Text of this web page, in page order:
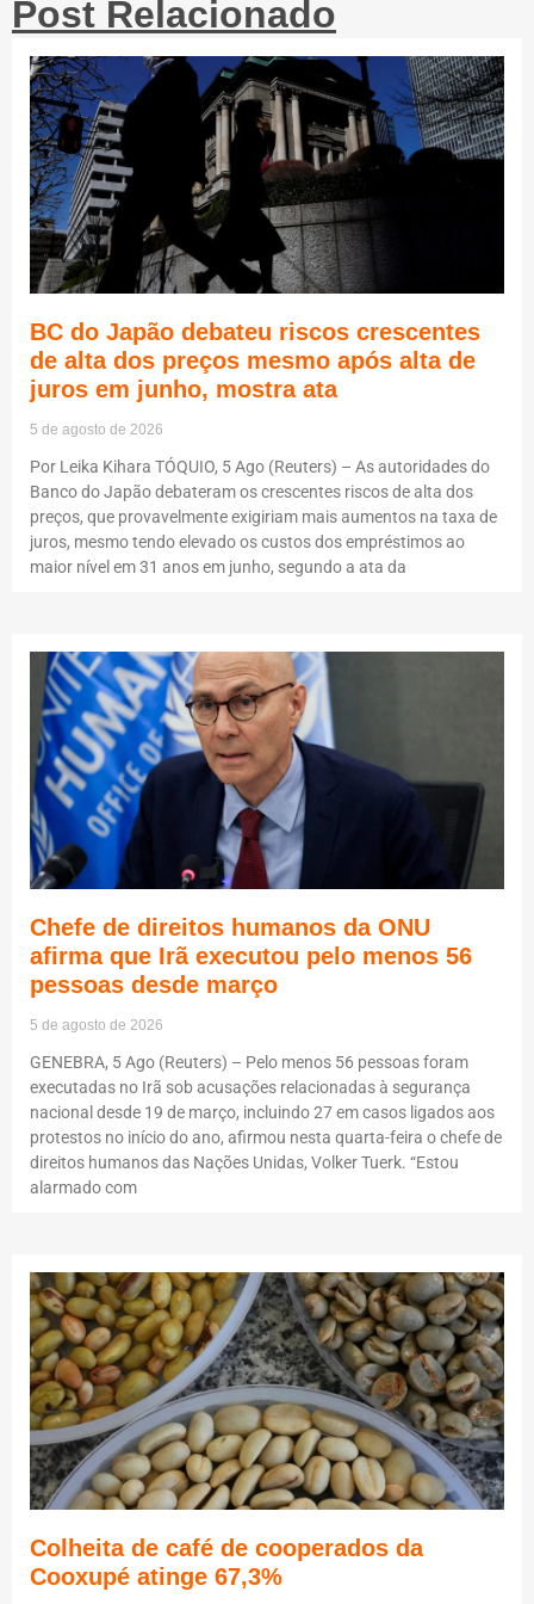
Post Relacionado
BC do Japão debateu riscos crescentes
de alta dos preços mesmo após alta de
juros em junho, mostra ata
5 de agosto de 2026
Por Leika Kihara TÓQUIO, 5 Ago (Reuters) – As autoridades do
Banco do Japão debateram os crescentes riscos de alta dos
preços, que provavelmente exigiriam mais aumentos na taxa de
juros, mesmo tendo elevado os custos dos empréstimos ao
maior nível em 31 anos em junho, segundo a ata da
Chefe de direitos humanos da ONU
afirma que Irã executou pelo menos 56
pessoas desde março
5 de agosto de 2026
GENEBRA, 5 Ago (Reuters) – Pelo menos 56 pessoas foram
executadas no Irã sob acusações relacionadas à segurança
nacional desde 19 de março, incluindo 27 em casos ligados aos
protestos no início do ano, afirmou nesta quarta-feira o chefe de
direitos humanos das Nações Unidas, Volker Tuerk. “Estou
alarmado com
Colheita de café de cooperados da
Cooxupé atinge 67,3%